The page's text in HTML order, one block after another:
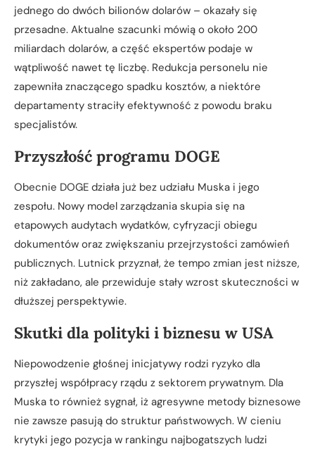
jednego do dwóch bilionów dolarów – okazały się
przesadne. Aktualne szacunki mówią o około 200
miliardach dolarów, a część ekspertów podaje w
wątpliwość nawet tę liczbę. Redukcja personelu nie
zapewniła znaczącego spadku kosztów, a niektóre
departamenty straciły efektywność z powodu braku
specjalistów.
Przyszłość programu DOGE
Obecnie DOGE działa już bez udziału Muska i jego
zespołu. Nowy model zarządzania skupia się na
etapowych audytach wydatków, cyfryzacji obiegu
dokumentów oraz zwiększaniu przejrzystości zamówień
publicznych. Lutnick przyznał, że tempo zmian jest niższe,
niż zakładano, ale przewiduje stały wzrost skuteczności w
dłuższej perspektywie.
Skutki dla polityki i biznesu w USA
Niepowodzenie głośnej inicjatywy rodzi ryzyko dla
przyszłej współpracy rządu z sektorem prywatnym. Dla
Muska to również sygnał, iż agresywne metody biznesowe
nie zawsze pasują do struktur państwowych. W cieniu
krytyki jego pozycja w rankingu najbogatszych ludzi